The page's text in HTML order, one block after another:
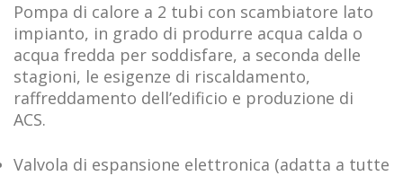
Pompa di calore a 2 tubi con scambiatore lato
impianto, in grado di produrre acqua calda o
acqua fredda per soddisfare, a seconda delle
stagioni, le esigenze di riscaldamento,
raffreddamento dell’edificio e produzione di
ACS.
Valvola di espansione elettronica (adatta a tutte